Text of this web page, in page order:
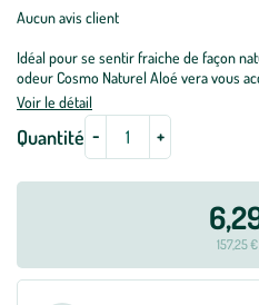
Aucun avis client
Idéal pour se sentir fraiche de façon
odeur Cosmo Naturel Aloé vera vous
Voir le détail
Quantité - +
157,25